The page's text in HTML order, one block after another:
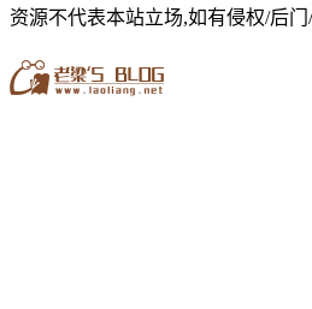
资源不代表本站立场,如有侵权/后